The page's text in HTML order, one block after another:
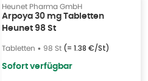
Heunet Pharma GmbH
Arpoya 30 mg Tabletten
Heunet 98 St
Tabletten • 98 St (= 1.38 €/St)
Sofort verfügbar